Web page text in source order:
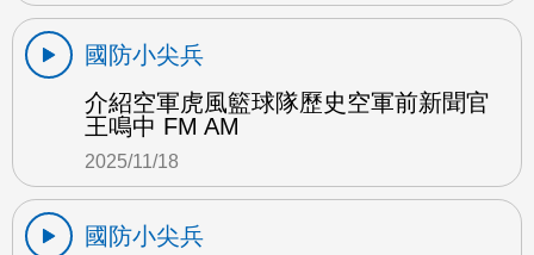
國防小尖兵
介紹空軍虎風籃球隊歷史空軍前新聞官
王鳴中 FM AM
2025/11/18
國防小尖兵